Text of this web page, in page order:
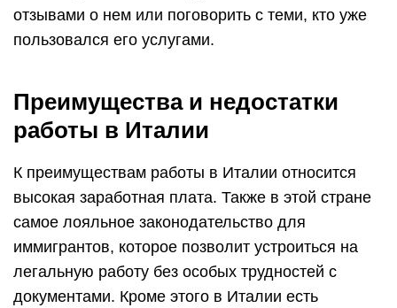
отзывами о нем или поговорить с теми, кто уже
пользовался его услугами.
Преимущества и недостатки
работы в Италии
К преимуществам работы в Италии относится
высокая заработная плата. Также в этой стране
самое лояльное законодательство для
иммигрантов, которое позволит устроиться на
легальную работу без особых трудностей с
документами. Кроме этого в Италии есть